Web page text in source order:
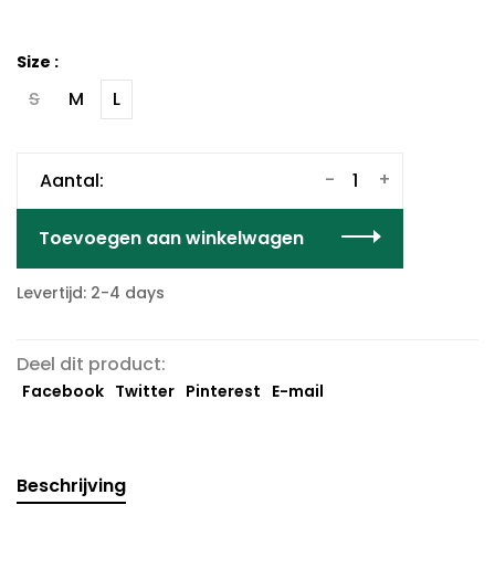
Size :
S M L
Aantal: +
-
Toevoegen aan winkelwagen
Levertijd: 2-4 days
Deel dit product:
Facebook Twitter Pinterest E-mail
Beschrijving